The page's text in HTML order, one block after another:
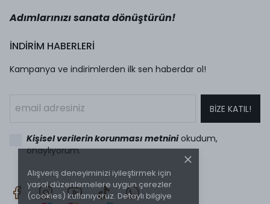
Alışveriş deneyiminizi iyileştirmek için
yasal düzenlemelere uygun çerezler
(cookies) kullanıyoruz. Detaylı bilgiye
Adımlarınızı sanata dönüştürün!
İNDİRİM HABERLERİ
Kampanya ve indirimlerden ilk sen haberdar ol!
BİZE KATIL!
Kişisel verilerin korunması metniniokudum,
onaylıyorum.